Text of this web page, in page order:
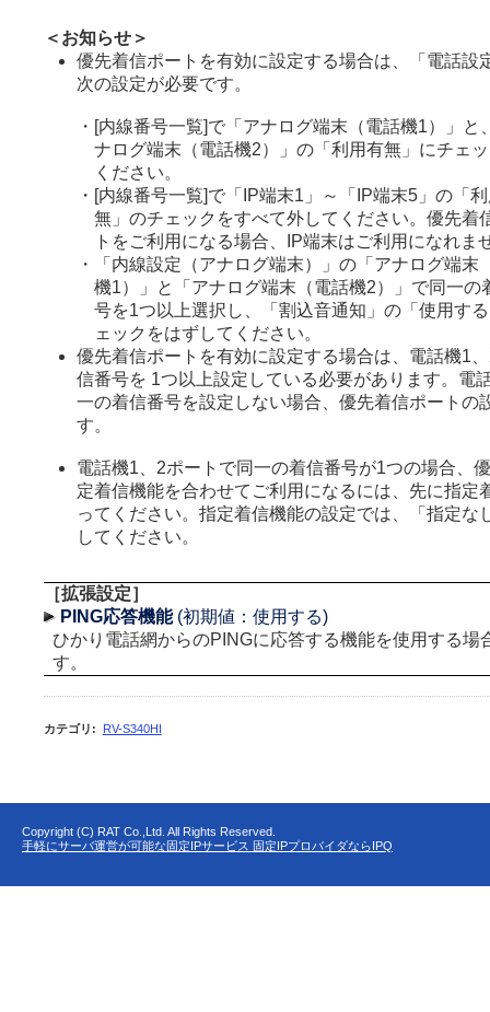
＜お知らせ＞
優先着信ポートを有効に設定する場合は、「電話設
次の設定が必要です。
・
[内線番号一覧]で「アナログ端末（電話機1）」と
ナログ端末（電話機2）」の「利用有無」にチェ
ください。
・
[内線番号一覧]で「IP端末1」～「IP端末5」の「
無」のチェックをすべて外してください。優先着
トをご利用になる場合、IP端末はご利用になれま
・
「内線設定（アナログ端末）」の「アナログ端末
機1）」と「アナログ端末（電話機2）」で同一の
号を1つ以上選択し、「割込音通知」の「使用す
ェックをはずしてください。
優先着信ポートを有効に設定する場合は、電話機1
信番号を 1つ以上設定している必要があります。電
一の着信番号を設定しない場合、優先着信ポートの
す。
電話機1、2ポートで同一の着信番号が1つの場合、
定着信機能を合わせてご利用になるには、先に指定
ってください。指定着信機能の設定では、「指定な
してください。
［拡張設定］
PING応答機能(初期値：使用する)
ひかり電話網からのPINGに応答する機能を使用する場
す。
カテゴリ : RV-S340HI
Copyright (C) RAT Co.,Ltd. All Rights Reserved.
手軽にサーバ運営が可能な固定IPサービス 固定IPプロバイダならIPQ